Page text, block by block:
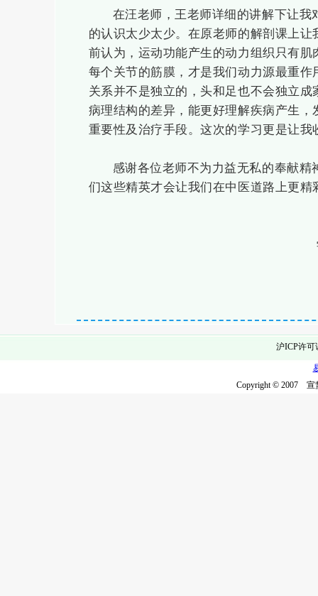
在汪老师，王老师详细的讲解下让
的认识太少太少。在原老师的解剖课上
前认为，运动功能产生的动力组织只有
每个关节的筋膜，才是我们动力源最重
关系并不是独立的，头和足也不会独立
病理结构的差异，能更好理解疾病产生
重要性及治疗手段。这次的学习更是让我
感谢各位老师不为力益无私的奉献
们这些精英才会让我们在中医道路上更精
沪ICP许可
Copyright © 2007 宣